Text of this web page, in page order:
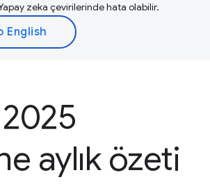
zeka çevirilerinde hata olabilir.
aylık özeti